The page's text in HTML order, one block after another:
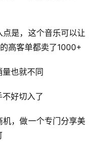
是，这个音乐可以让
高客单都卖了1000+
也就不同
好切入了
，做一个专门分享美